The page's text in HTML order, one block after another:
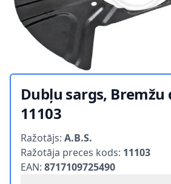
Dubļu sargs, Bremžu
11103
Ražotājs: A.B.S.
Ražotāja preces kods: 11103
EAN: 8717109725490